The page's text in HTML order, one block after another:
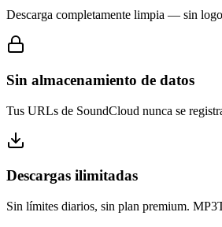
Descarga completamente limpia — sin
Sin almacenamiento de datos
Tus URLs de SoundCloud nunca se
Descargas ilimitadas
Sin límites diarios, sin plan premium.